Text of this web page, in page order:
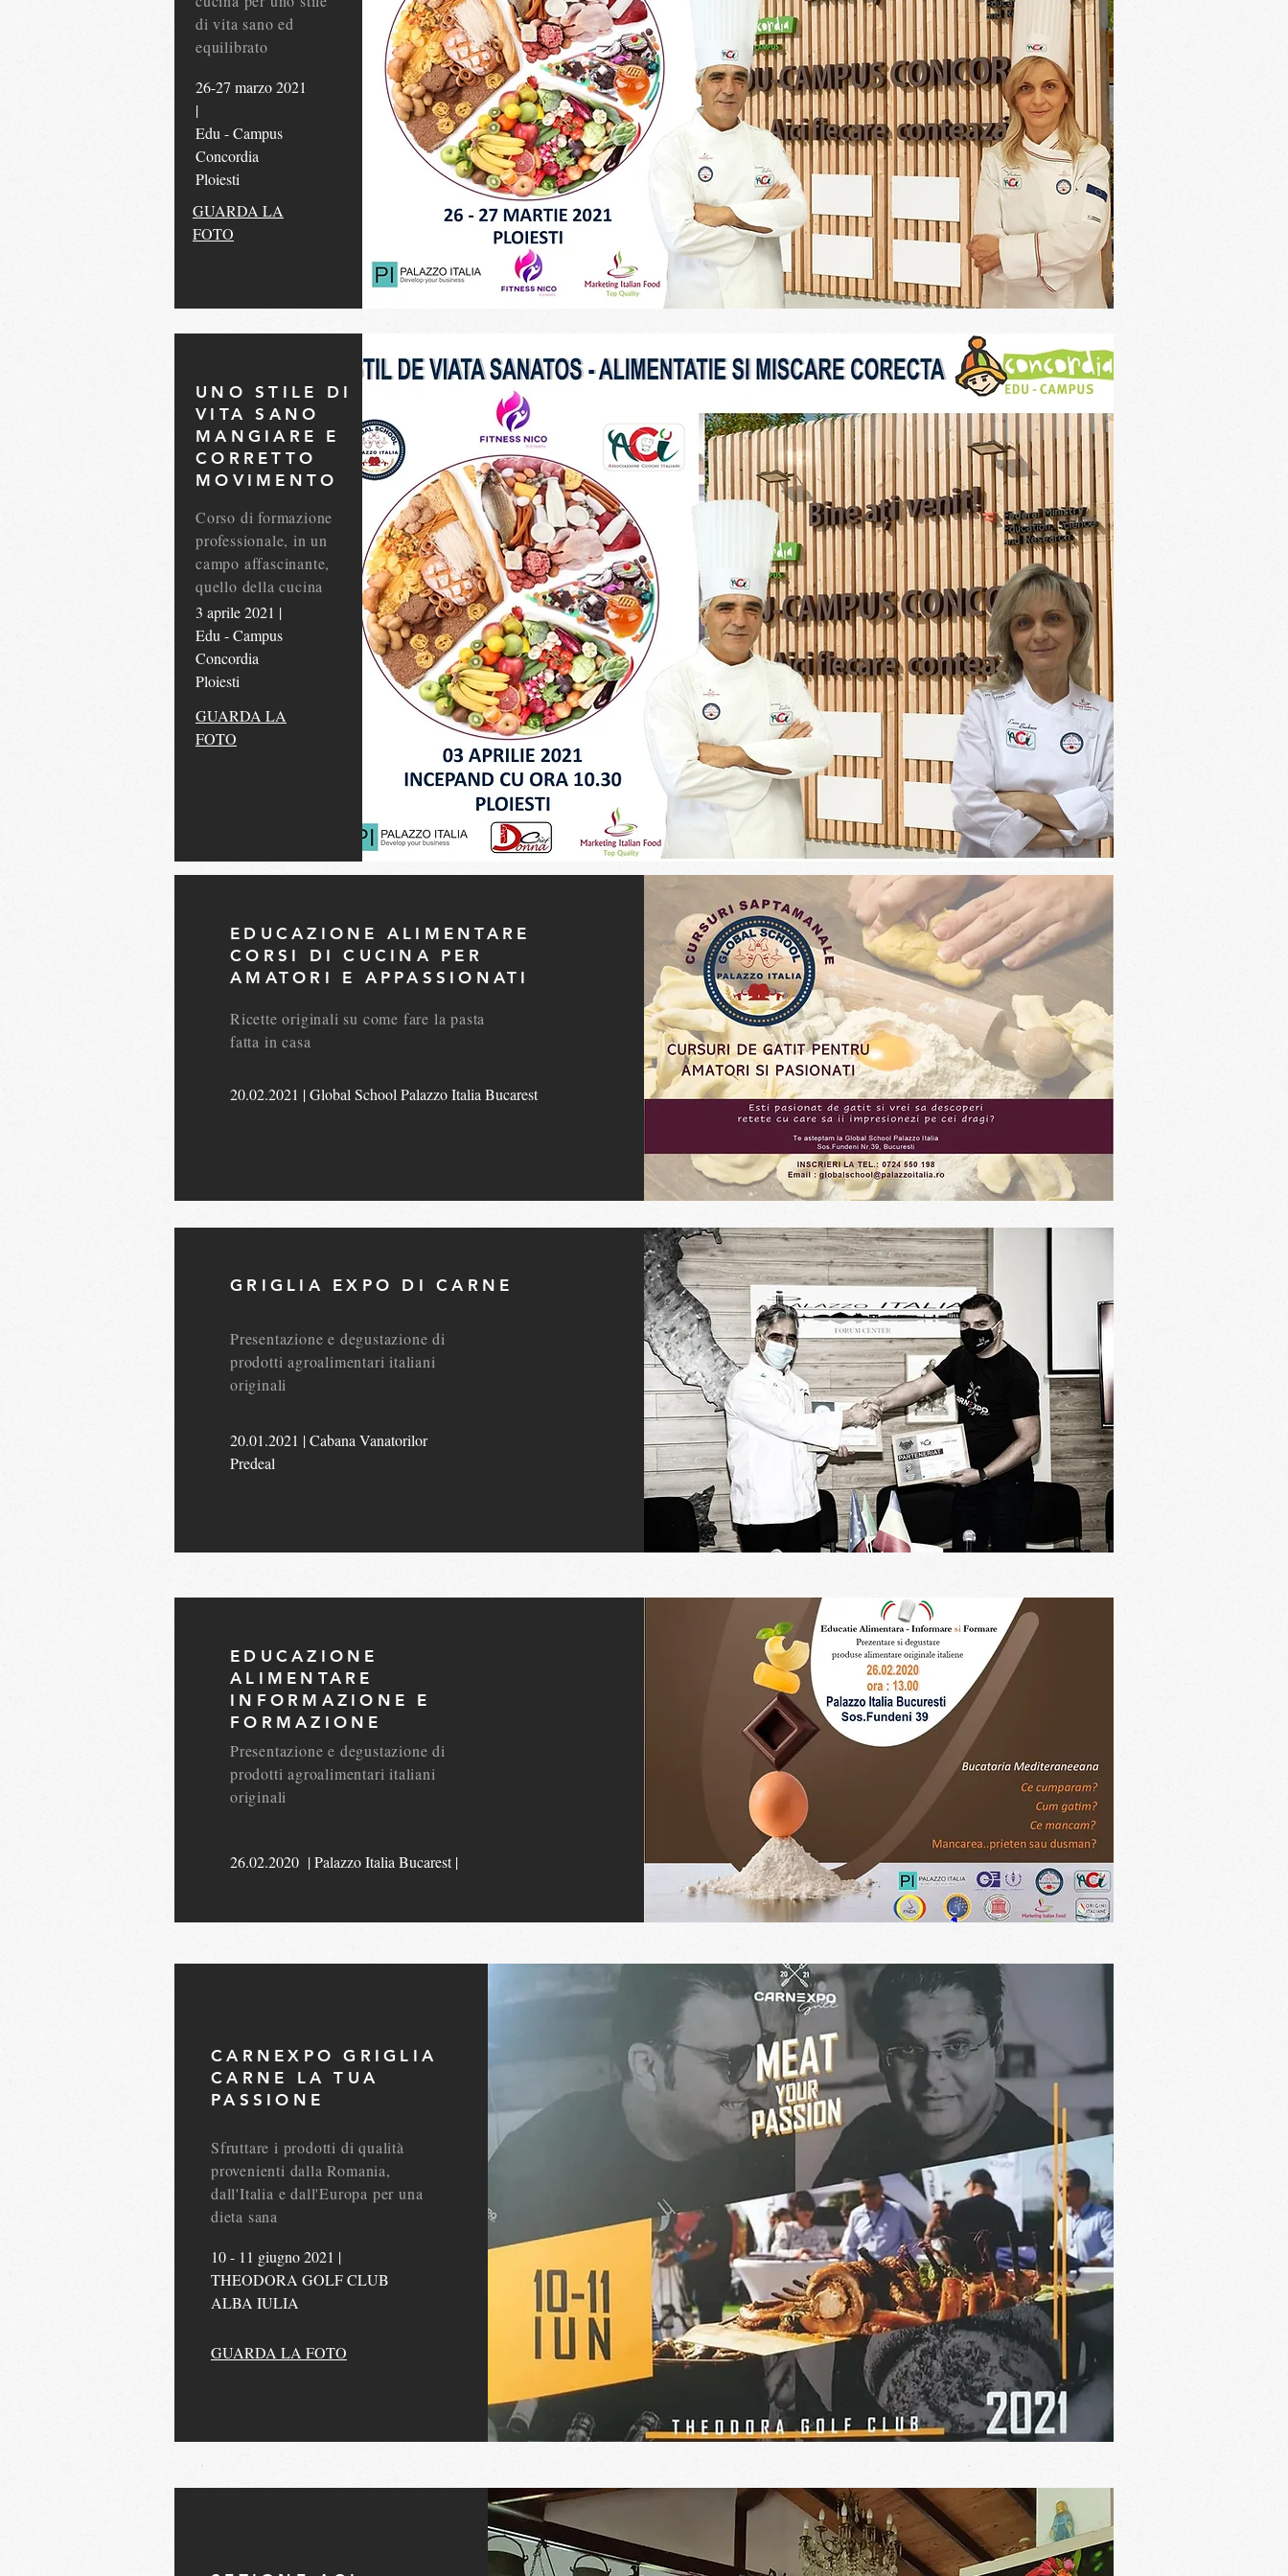
di vita sano ed
equilibrato
26-27 marzo 2021
|
Edu - Campus
Concordia
Ploiesti
GUARDA LA
FOTO
UNO STILE DI
VITA SANO
MANGIARE E
CORRETTO
MOVIMENTO
Corso di formazione
professionale, in un
campo affascinante,
quello della cucina
3 aprile 2021 |
Edu - Campus
Concordia
Ploiesti
GUARDA LA
FOTO
EDUCAZIONE ALIMENTARE
CORSI DI CUCINA PER
AMATORI E APPASSIONATI
Ricette originali su come fare la pasta
fatta in casa
20.02.2021 | Global School Palazzo Italia Bucarest
GRIGLIA EXPO DI CARNE
Presentazione e degustazione di
prodotti agroalimentari italiani
originali
20.01.2021 | Cabana Vanatorilor
Predeal
EDUCAZIONE
ALIMENTARE
INFORMAZIONE E
FORMAZIONE
Presentazione e degustazione di
prodotti agroalimentari italiani
originali
26.02.2020 | Palazzo Italia Bucarest |
CARNEXPO GRIGLIA
CARNE LA TUA
PASSIONE
Sfruttare i prodotti di qualità
provenienti dalla Romania,
dall'Italia e dall'Europa per una
dieta sana
10 - 11 giugno 2021 |
THEODORA GOLF CLUB
ALBA IULIA
GUARDA LA FOTO